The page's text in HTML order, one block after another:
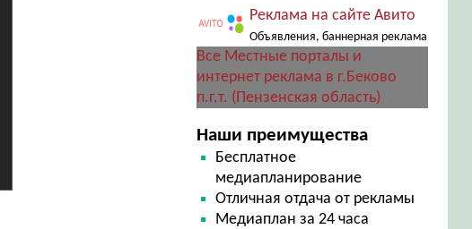
Реклама на сайте Авито
Объявления, баннерная реклама
Все Местные порталы и
интернет реклама в г.Беково
п.г.т. (Пензенская область)
Наши преимущества
Бесплатное
медиапланирование
Отличная отдача от рекламы
Медиаплан за 24 часа